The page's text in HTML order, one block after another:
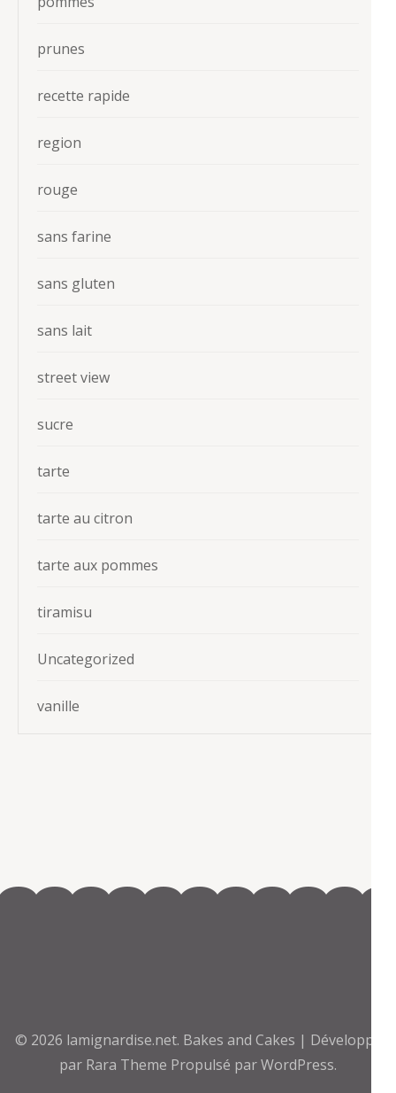
prunes
recette rapide
region
rouge
sans farine
sans gluten
sans lait
street view
sucre
tarte
tarte au citron
tarte aux pommes
tiramisu
Uncategorized
vanille
© 2026 lamignardise.net. Bakes and Cakes | Développé
par Rara Theme Propulsé parWordPress.